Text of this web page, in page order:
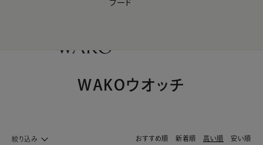
【会員様限定】夏のプレゼントキャンペーン開催中
フード
WAKOウオッチ
おすすめ順 新着順 高い順
安い順
絞り込み